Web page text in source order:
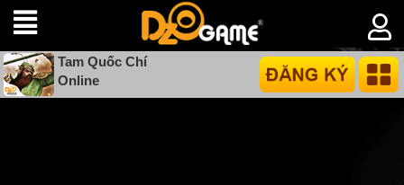
Tam Quốc Chí
Online